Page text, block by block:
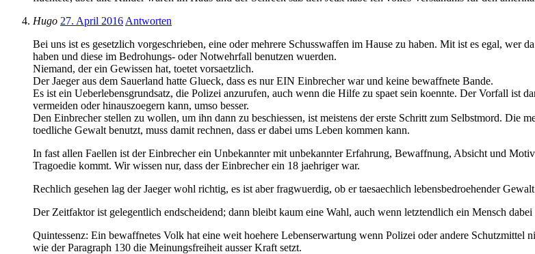
Hugo 27. April 2016 Antworten
Bei uns ist es gesetzlich vorgeschrieben, eine oder mehrere Schusswaffen im Hause zu haben. Mit ist es egal, wer
haben und diese im Bedrohungs- oder Notwehrfall benutzen wuerden.
Niemand, der ein Gewissen hat, toetet vorsaetzlich.
Der Jaeger aus dem Sauerland hatte Glueck, dass es nur EIN Einbrecher war und keine bewaffnete Bande.
Es ist ein Ueberlebensgrundsatz, die Polizei anzurufen, auch wenn die Hilfe zu spaet sein koennte. Der Vorfall ist
vermeiden oder hinauszoegern kann, umso besser.
Den Einbrecher stellen zu wollen, um ihn dann zu beschiessen, ist meistens der erste Schritt zum Selbstmord. Die
toedliche Gewalt benutzt, muss damit rechnen, dass er dabei ums Leben kommen kann.
In fast allen Faellen ist der Einbrecher ein Unbekannter mit unbekannter Erfahrung, Bewaffnung, Absicht und
Tragoedie kommt. Wir wissen nur, dass der Einbrecher ein 18 jaehriger war.
Rechlich gesehen lag der Jaeger wohl richtig, es ist aber fragwuerdig, ob er taesaechlich lebensbedroehender
Der Zeitfaktor ist gelegentlich endscheidend; dann bleibt kaum eine Wahl, auch wenn letztendlich ein Mensch
Quintessenz: Ein bewaffnetes Volk hat eine weit hoehere Lebenserwartung wenn Polizei oder andere
wie der Paragraph 130 die Meinungsfreiheit ausser Kraft setzt.